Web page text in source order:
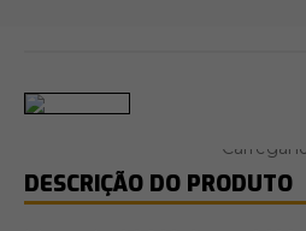
DESCRIÇÃO DO PRODUTO